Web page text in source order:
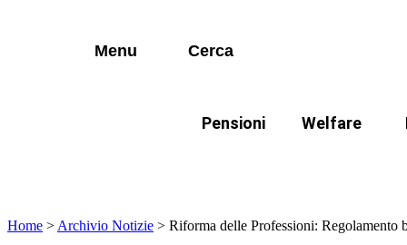
Menu Cerca
Pensioni Welfare
Lorem ipsum dolor sit amet consectetur
Home > Archivio Notizie > Riforma delle Professioni: Regolamento